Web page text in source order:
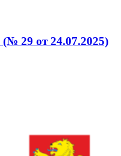
29 от 24.07.2025)